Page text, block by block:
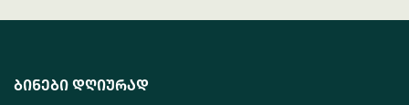
ბინები დღიურად